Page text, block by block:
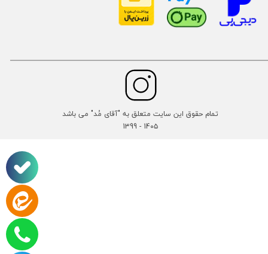
تمام حقوق این سایت متعلق به "آقای مُد" می باشد
14۰۵ - 1399